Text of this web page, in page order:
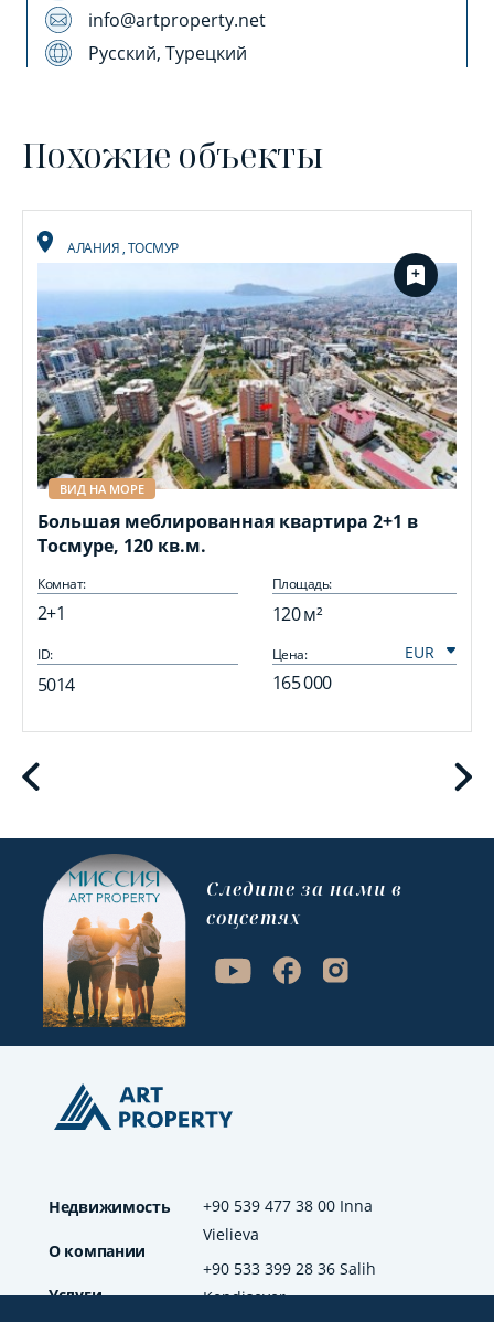
info@artproperty.net
Русский, Турецкий
Похожие объекты
АЛАНИЯ,ТОСМУР
ВИД НА МОРЕ
Большая меблированная квартира 2+1 в
Тосмуре, 120 кв.м.
Комнат:
2+1
Площадь:
120 м²
ID:
5014
Цена:
165 000
+90 539 477 38 00 Inna
Vielieva
+90 533 399 28 36 Salih
Kendisever
Недвижимость
О компании
Услуги
Cледите за нами в
соцсетях